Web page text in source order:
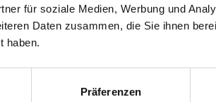
für soziale Medien, Werbung und
Daten zusammen, die Sie ihnen
haben.
Präferenzen